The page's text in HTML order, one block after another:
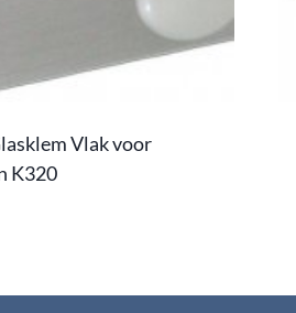
Vlak voor
K320